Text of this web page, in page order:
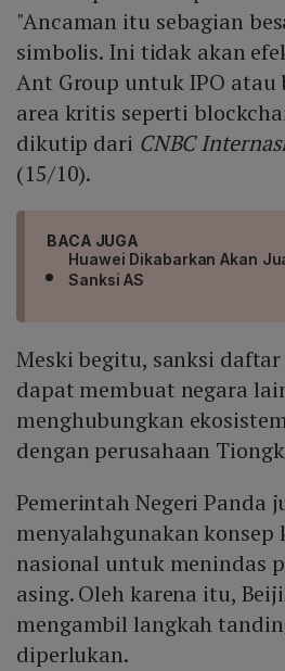
"Ancaman itu sebagian
simbolis. Ini tidak akan
Ant Group untuk IPO atau
area kritis seperti
dikutip dari CNBC
(15/10).
BACA JUGA
Huawei Dikabarkan Akan
Sanksi AS
Meski begitu, sanksi
dapat membuat negara
menghubungkan
dengan perusahaan
Pemerintah Negeri Panda
menyalahgunakan konsep
nasional untuk menindas
asing. Oleh karena itu,
mengambil langkah
diperlukan.